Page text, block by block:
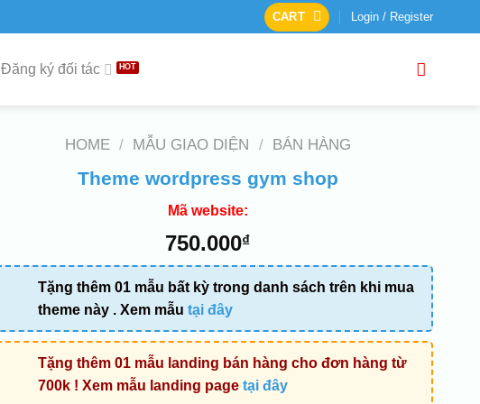
CART Login / Register
Đăng ký đối tác
HOME / MẪU GIAO DIỆN / BÁN HÀNG
Theme wordpress gym shop
Mã website:
750.000₫
Tặng thêm 01 mẫu bất kỳ trong danh sách trên khi mua
theme này . Xem mẫu tại đây
Tặng thêm 01 mẫu landing bán hàng cho đơn hàng từ
700k ! Xem mẫu landing page tại đây